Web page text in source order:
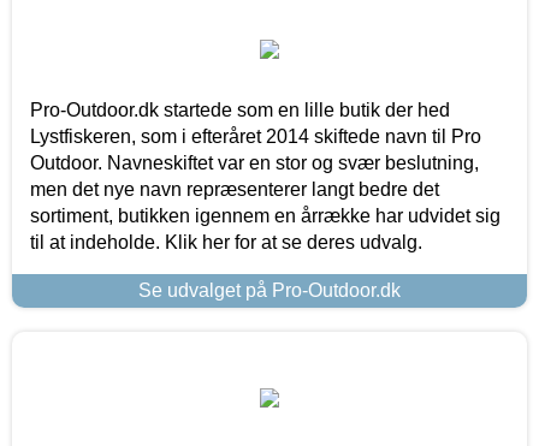
Pro-Outdoor.dk startede som en lille butik der hed
Lystfiskeren, som i efteråret 2014 skiftede navn til Pro
Outdoor. Navneskiftet var en stor og svær beslutning,
men det nye navn repræsenterer langt bedre det
sortiment, butikken igennem en årrække har udvidet sig
til at indeholde. Klik her for at se deres udvalg.
Se udvalget på Pro-Outdoor.dk